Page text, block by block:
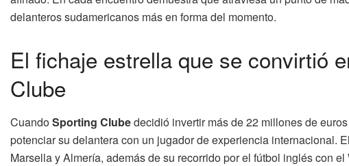
delanteros sudamericanos más en forma del momento.
El fichaje estrella que se convirtió
Clube
CuandoSporting Clubedecidió invertir más de 22 millones de
potenciar su delantera con un jugador de experiencia internacional.
Marsella y Almería, además de su recorrido por el fútbol inglés con el